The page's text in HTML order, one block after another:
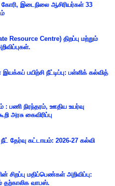
இடைநிலை ஆசிரியர்கள் 33
Resource Centre) திறப்பு மற்றும்
பயிற்சி நீட்டிப்பு: பள்ளிக் கல்வித்
: பணி நிரந்தரம், ஊதிய உயர்வு
அரசு கைவிரிப்பு
நீட் தேர்வு கட்டாயம்: 2026-27 கல்வி
சிறப்பு மதிப்பெண்கள் அறிவிப்பு:
தற்காலிக வாபஸ்.